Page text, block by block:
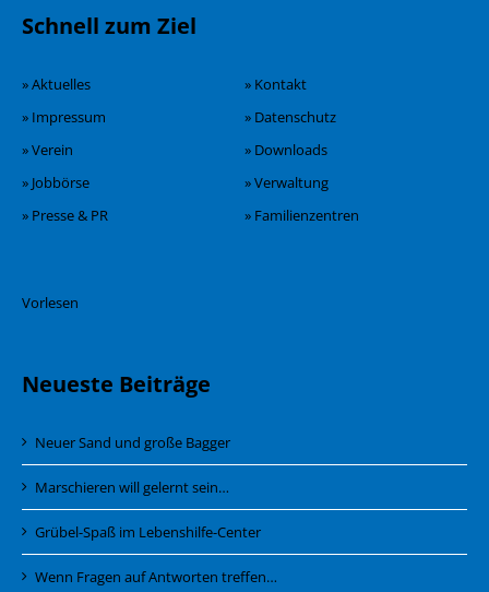
Schnell zum Ziel
» Aktuelles
» Kontakt
» Impressum
» Datenschutz
» Verein
» Downloads
» Jobbörse
» Verwaltung
» Presse & PR
» Familienzentren
Vorlesen
Neueste Beiträge
Neuer Sand und große Bagger
Marschieren will gelernt sein…
Grübel-Spaß im Lebenshilfe-Center
Wenn Fragen auf Antworten treffen…